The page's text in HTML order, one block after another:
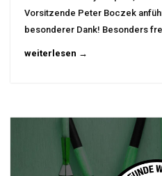
Vorsitzende Peter Boczek
besonderer Dank! Besonders
weiterlesen →